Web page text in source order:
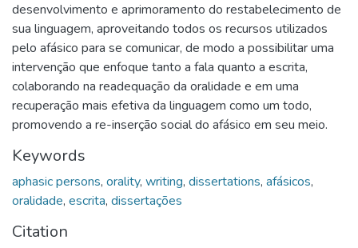
desenvolvimento e aprimoramento do restabelecimento de
sua linguagem, aproveitando todos os recursos utilizados
pelo afásico para se comunicar, de modo a possibilitar uma
intervenção que enfoque tanto a fala quanto a escrita,
colaborando na readequação da oralidade e em uma
recuperação mais efetiva da linguagem como um todo,
promovendo a re-inserção social do afásico em seu meio.
Keywords
aphasic persons, orality, writing, dissertations, afásicos,
oralidade, escrita, dissertações
Citation